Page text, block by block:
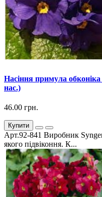
Насіння примула
нас.)
46.00 грн.
Купити
Арт.92-841 Виробник
якого підвіконня. К...